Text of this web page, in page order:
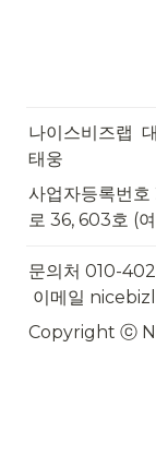
나이스비즈랩
태웅
사업자등록번호
로 36, 603호 (
문의처 010-
이메일
Copyright ⓒ